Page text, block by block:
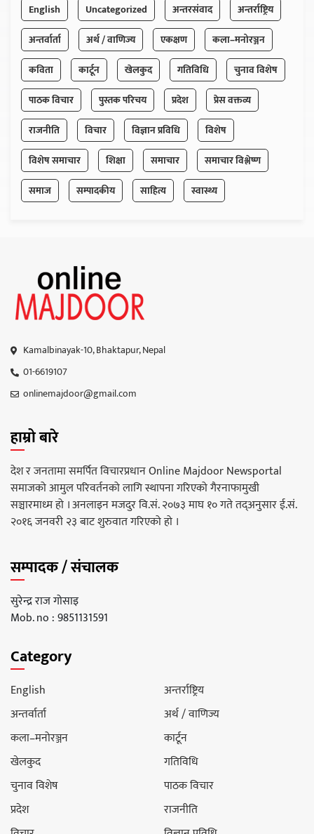
English Uncategorized अन्तरसंवाद
अन्तर्राष्ट्रिय
अन्तर्वार्ता
अर्थ / वाणिज्य एकक्षण
कला–मनोरञ्जन
कविता
कार्टून खेलकुद गतिविधि
चुनाव विशेष
पाठक विचार
पुस्तक परिचय प्रदेश
प्रेस वक्तव्य
राजनीति
विचार विज्ञान प्रविधि
विशेष
विशेष समाचार
शिक्षा समाचार
समाचार विश्लेष्ण
समाज
सम्पादकीय साहित्य स्वास्थ्य
Kamalbinayak-10, Bhaktapur, Nepal
01-6619107
onlinemajdoor@gmail.com
हाम्रो बारे
देश र जनतामा समर्पित विचारप्रधान Online Majdoor Newsportal
समाजको आमुल परिवर्तनको लागि स्थापना गरिएको गैरनाफामुखी
सञ्चारमाध्म हो । अनलाइन मजदुर वि.सं. २०७३ माघ १० गते तद्अनुसार ई.सं.
२०१६ जनवरी २३ बाट शुरुवात गरिएको हो ।
सम्पादक / संचालक
सुरेन्द्र राज गोसाइ
Mob. no : 9851131591
Category
English
अन्तर्राष्ट्रिय
अन्तर्वार्ता
अर्थ / वाणिज्य
कला–मनोरञ्जन
कार्टून
खेलकुद
गतिविधि
चुनाव विशेष
पाठक विचार
प्रदेश
राजनीति